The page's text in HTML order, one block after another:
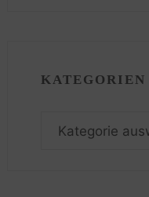
KATEGORIEN